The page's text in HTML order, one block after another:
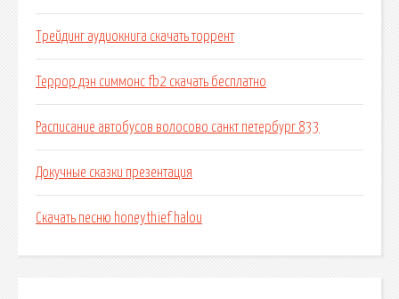
Трейдинг аудиокнига скачать торрент
Террор дэн симмонс fb2 скачать бесплатно
Расписание автобусов волосово санкт петербург 833
Докучные сказки презентация
Скачать песню honeythief halou